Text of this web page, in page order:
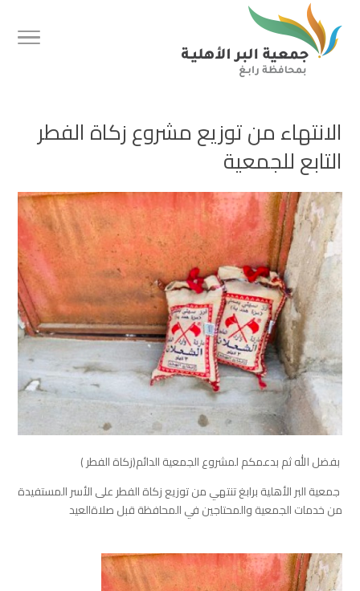
الانتهاء من توزيع مشروع زكاة الفطر
التابع للجمعية
بفضلاللهثمبدعمكملمشروعالجمعيةالدائم(زكاةالفطر)
جمعيةالبرالأهليةبرابغتنتهيمنتوزيعزكاةالفطرعلىالأسرالمستفيدة
منخدماتالجمعيةوالمحتاجينفيالمحافظةقبلصلاةالعيد